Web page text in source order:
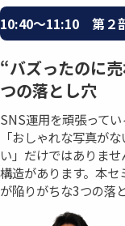
10:40〜11:10 第２
“バズったのに
つの落とし穴
SNS運用を頑張って
「おしゃれな写真が
い」だけではありま
構造があります。本
が陥りがちな3つの落